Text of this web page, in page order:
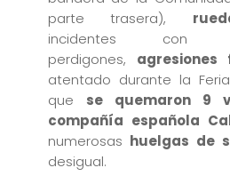
parte trasera),
incidentes con
perdigones, agresiones
atentado durante la
que se quemaron 9
compañía española
numerosas huelgas de
desigual.